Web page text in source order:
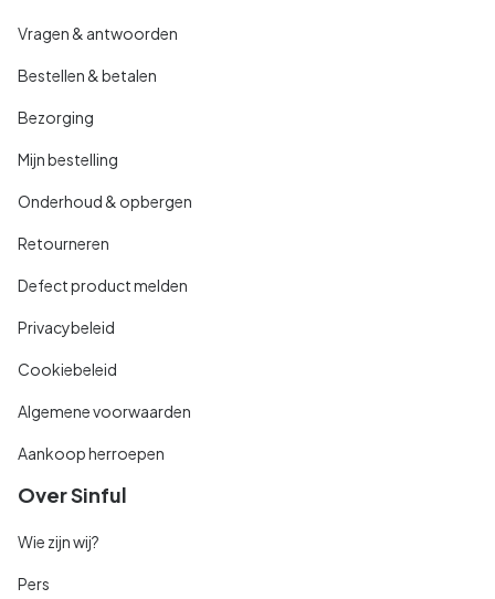
Vragen & antwoorden
Bestellen & betalen
Bezorging
Mijn bestelling
Onderhoud & opbergen
Retourneren
Defect product melden
Privacybeleid
Cookiebeleid
Algemene voorwaarden
Aankoop herroepen
Over Sinful
Wie zijn wij?
Pers